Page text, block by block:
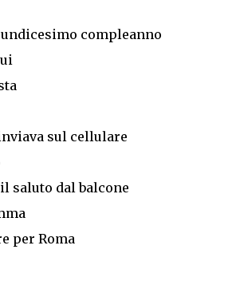
compleanno
sul cellulare
saluto dal balcone
per Roma